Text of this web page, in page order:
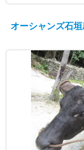
オーシャンズ石